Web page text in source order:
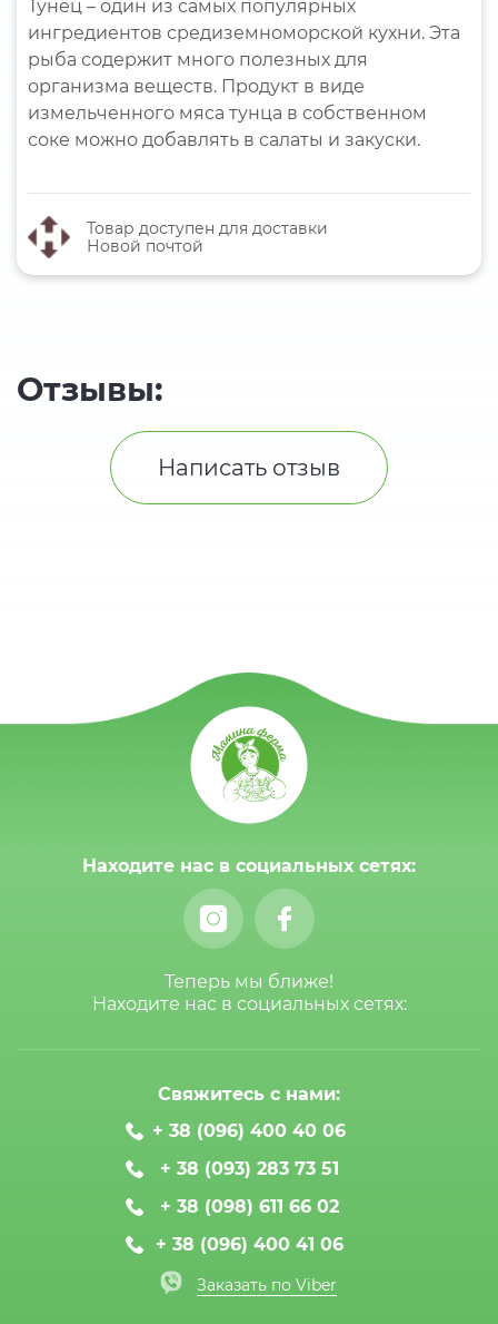
Тунец – один из самых популярных
ингредиентов средиземноморской кухни. Эта
рыба содержит много полезных для
организма веществ. Продукт в виде
измельченного мяса тунца в собственном
соке можно добавлять в салаты и закуски.
Товар доступен для доставки
Новой почтой
Отзывы:
Написать отзыв
Находите нас в социальных сетях:
Теперь мы ближе!
Находите нас в социальных сетях:
Свяжитесь с нами:
+ 38 (096) 400 40 06
+ 38 (093) 283 73 51
+ 38 (098) 611 66 02
+ 38 (096) 400 41 06
Заказать по Viber